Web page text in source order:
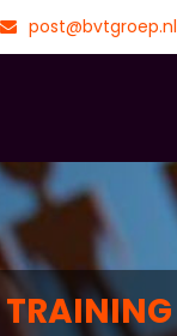
post@bvtgroep.nl
TRAINING